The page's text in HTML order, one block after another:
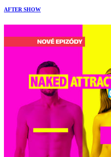
AFTER SHOW